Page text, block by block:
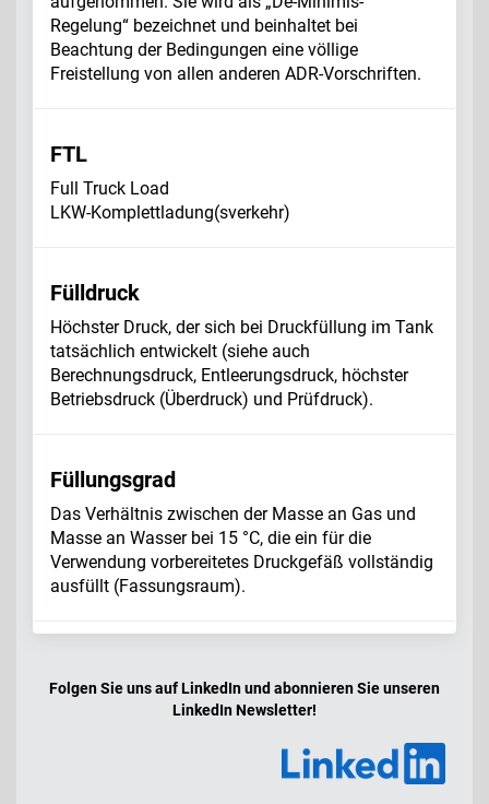
Regelung“ bezeichnet und beinhaltet bei
Beachtung der Bedingungen eine völlige
Freistellung von allen anderen ADR-Vorschriften.
FTL
Full Truck Load
LKW-Komplettladung(sverkehr)
Fülldruck
Höchster Druck, der sich bei Druckfüllung im Tank
tatsächlich entwickelt (siehe auch
Berechnungsdruck, Entleerungsdruck, höchster
Betriebsdruck (Überdruck) und Prüfdruck).
Füllungsgrad
Das Verhältnis zwischen der Masse an Gas und
Masse an Wasser bei 15 °C, die ein für die
Verwendung vorbereitetes Druckgefäß vollständig
ausfüllt (Fassungsraum).
Folgen Sie uns auf LinkedIn und abonnieren Sie unseren
LinkedIn Newsletter!